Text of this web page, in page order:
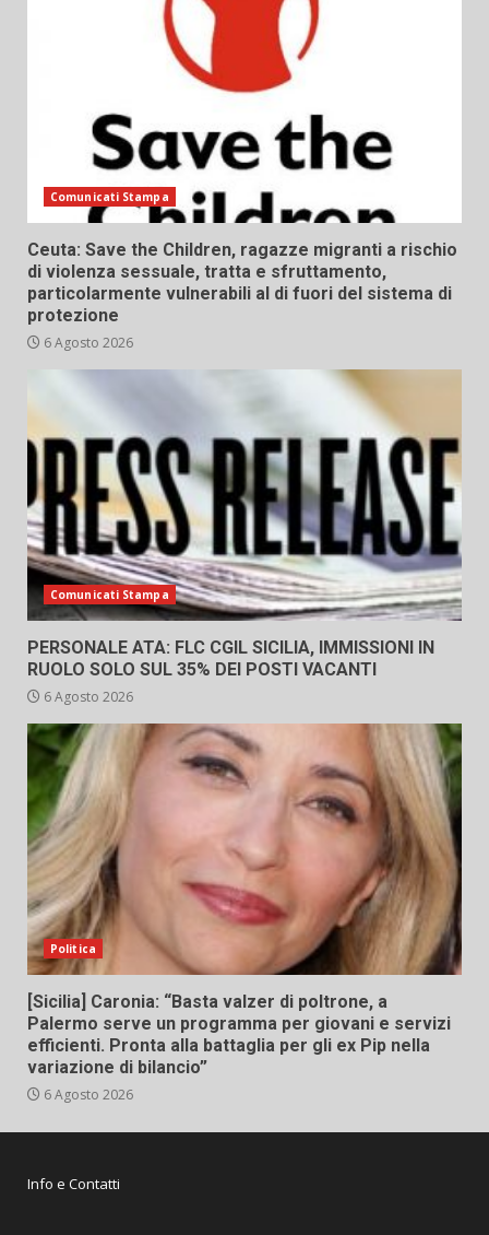
Comunicati Stampa
Ceuta: Save the Children, ragazze migranti a rischio
di violenza sessuale, tratta e sfruttamento,
particolarmente vulnerabili al di fuori del sistema di
protezione
6 Agosto 2026
Comunicati Stampa
PERSONALE ATA: FLC CGIL SICILIA, IMMISSIONI IN
RUOLO SOLO SUL 35% DEI POSTI VACANTI
6 Agosto 2026
Politica
[Sicilia] Caronia: “Basta valzer di poltrone, a
Palermo serve un programma per giovani e servizi
efficienti. Pronta alla battaglia per gli ex Pip nella
variazione di bilancio”
6 Agosto 2026
Info e Contatti